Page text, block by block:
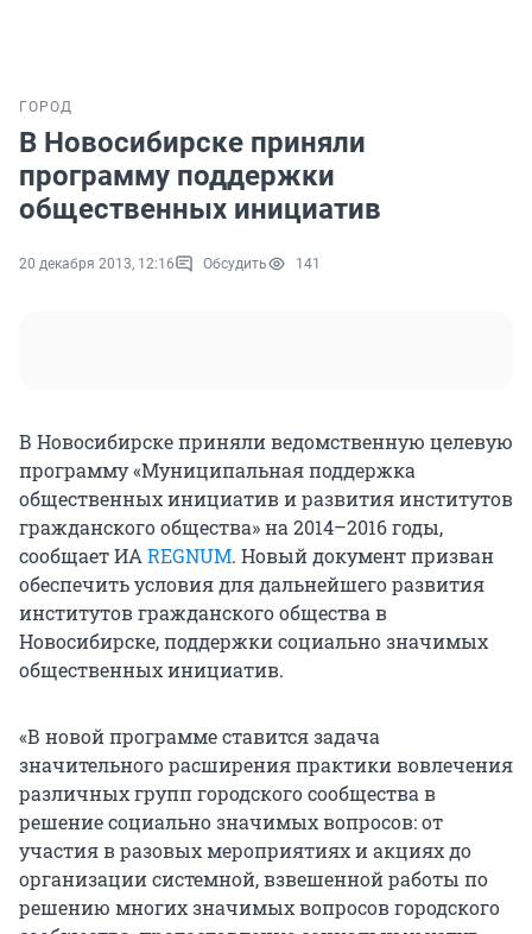
ГОРОД
В Новосибирске приняли
программу поддержки
общественных инициатив
20 декабря 2013, 12:16 Обсудить 141
В Новосибирске приняли ведомственную целевую
программу «Муниципальная поддержка
общественных инициатив и развития институтов
гражданского общества» на 2014–2016 годы,
сообщает ИА REGNUM. Новый документ призван
обеспечить условия для дальнейшего развития
институтов гражданского общества в
Новосибирске, поддержки социально значимых
общественных инициатив.
«В новой программе ставится задача
значительного расширения практики вовлечения
различных групп городского сообщества в
решение социально значимых вопросов: от
участия в разовых мероприятиях и акциях до
организации системной, взвешенной работы по
решению многих значимых вопросов городского